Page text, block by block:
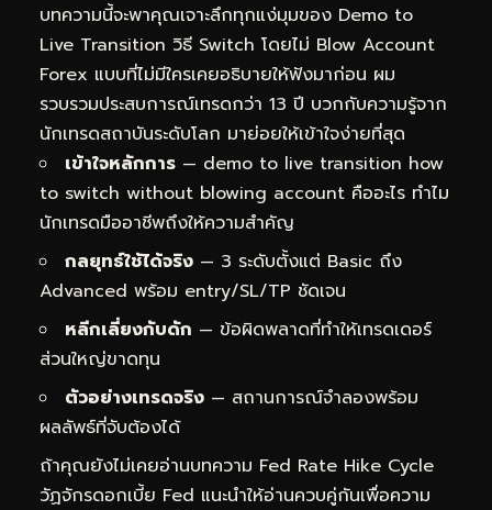
บทความนี้จะพาคุณเจาะลึกทุกแง่มุมของ Demo to
Live Transition วิธี Switch โดยไม่ Blow Account
Forex แบบที่ไม่มีใครเคยอธิบายให้ฟังมาก่อน ผม
รวบรวมประสบการณ์เทรดกว่า 13 ปี บวกกับความรู้จาก
นักเทรดสถาบันระดับโลก มาย่อยให้เข้าใจง่ายที่สุด
เข้าใจหลักการ — demo to live transition how
to switch without blowing account คืออะไร ทำไม
นักเทรดมืออาชีพถึงให้ความสำคัญ
กลยุทธ์ใช้ได้จริง — 3 ระดับตั้งแต่ Basic ถึง
Advanced พร้อม entry/SL/TP ชัดเจน
หลีกเลี่ยงกับดัก — ข้อผิดพลาดที่ทำให้เทรดเดอร์
ส่วนใหญ่ขาดทุน
ตัวอย่างเทรดจริง — สถานการณ์จำลองพร้อม
ผลลัพธ์ที่จับต้องได้
ถ้าคุณยังไม่เคยอ่านบทความ Fed Rate Hike Cycle
วัฏจักรดอกเบี้ย Fed แนะนำให้อ่านควบคู่กันเพื่อความ